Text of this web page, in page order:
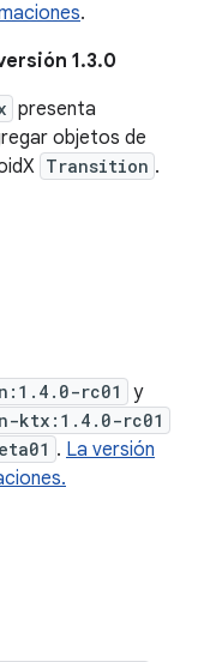
.
1.3.0
presenta
objetos de
Transition .
rc01 y
ktx:1.4.0-rc01
. La versión